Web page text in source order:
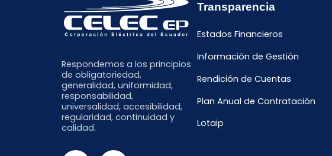
Respondemos a los principios
de obligatoriedad,
generalidad, uniformidad,
responsabilidad,
universalidad, accesibilidad,
regularidad, continuidad y
calidad.
Transparencia
Estados Financieros
Información de Gestión
Rendición de Cuentas
Plan Anual de Contratación
Lotaip